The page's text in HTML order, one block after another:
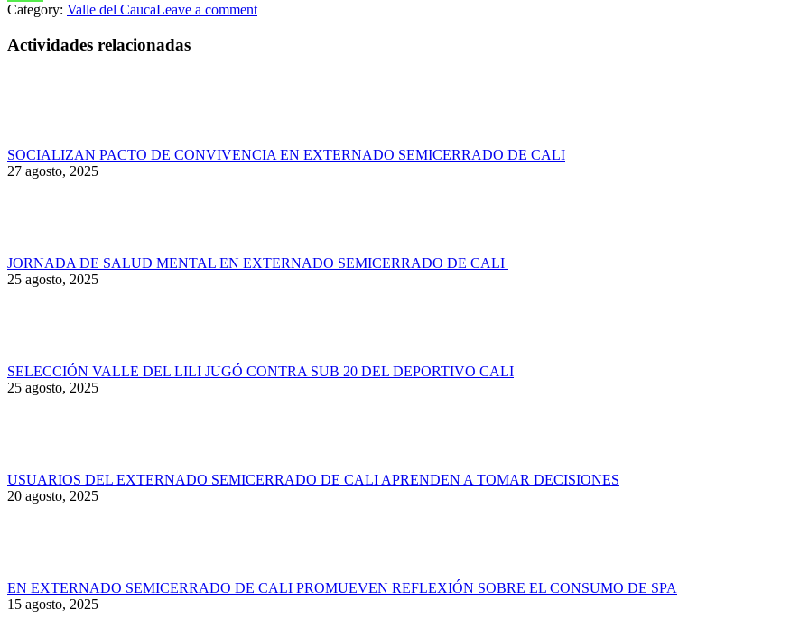
Category: Valle del CaucaLeave a comment
Actividades relacionadas
SOCIALIZAN PACTO DE CONVIVENCIA EN EXTERNADO SEMICERRADO DE CALI
27 agosto, 2025
JORNADA DE SALUD MENTAL EN EXTERNADO SEMICERRADO DE CALI
25 agosto, 2025
SELECCIÓN VALLE DEL LILI JUGÓ CONTRA SUB 20 DEL DEPORTIVO CALI
25 agosto, 2025
USUARIOS DEL EXTERNADO SEMICERRADO DE CALI APRENDEN A TOMAR DECISIONES
20 agosto, 2025
EN EXTERNADO SEMICERRADO DE CALI PROMUEVEN REFLEXIÓN SOBRE EL CONSUMO DE SPA
15 agosto, 2025